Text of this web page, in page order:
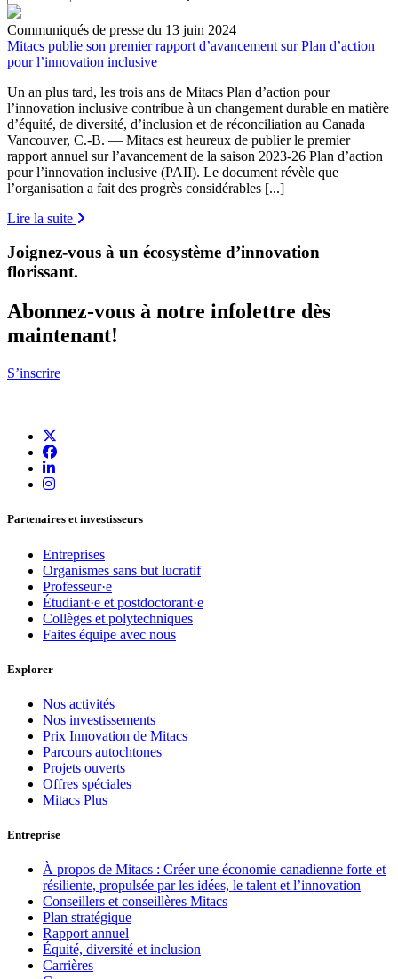
Communiqués de presse du 13 juin 2024
Mitacs publie son premier rapport d’avancement sur Plan d’action
pour l’innovation inclusive
Un an plus tard, les trois ans de Mitacs Plan d’action pour
l’innovation inclusive contribue à un changement durable en matière
d’équité, de diversité, d’inclusion et de réconciliation au Canada
Vancouver, C.-B. — Mitacs est heureux de publier le premier
rapport annuel sur l’avancement de la saison 2023-26 Plan d’action
pour l’innovation inclusive (PAII). Le document révèle que
l’organisation a fait des progrès considérables [...]
Lire la suite
Joignez-vous à un écosystème d’innovation
florissant.
Abonnez-vous à notre infolettre dès
maintenant!
S’inscrire
Partenaires et investisseurs
Entreprises
Organismes sans but lucratif
Professeur·e
Étudiant·e et postdoctorant·e
Collèges et polytechniques
Faites équipe avec nous
Explorer
Nos activités
Nos investissements
Prix Innovation de Mitacs
Parcours autochtones
Projets ouverts
Offres spéciales
Mitacs Plus
Entreprise
À propos de Mitacs : Créer une économie canadienne forte et
résiliente, propulsée par les idées, le talent et l’innovation
Conseillers et conseillères Mitacs
Plan stratégique
Rapport annuel
Équité, diversité et inclusion
Carrières